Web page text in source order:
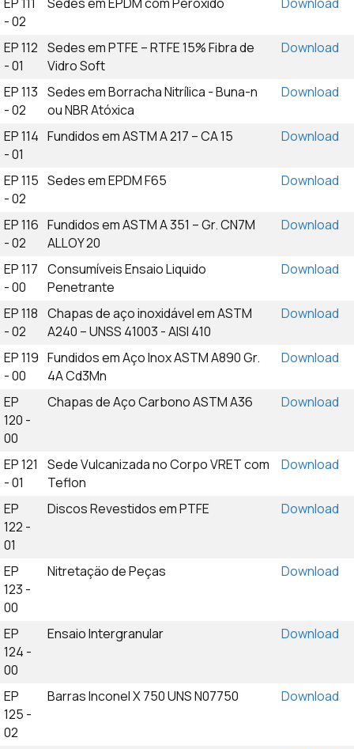
- 02
EP 112
- 01
Sedes em PTFE – RTFE 15% Fibra de
Vidro Soft
Download
EP 113
- 02
Sedes em Borracha Nitrílica - Buna-n
ou NBR Atóxica
Download
EP 114
- 01
Fundidos em ASTM A 217 – CA 15 Download
EP 115
- 02
Sedes em EPDM F65 Download
EP 116
- 02
Fundidos em ASTM A 351 – Gr. CN7M
ALLOY 20
Download
EP 117
- 00
Consumíveis Ensaio Liquido
Penetrante
Download
EP 118
- 02
Chapas de aço inoxidável em ASTM
A240 – UNSS 41003 - AISI 410
Download
EP 119
- 00
Fundidos em Aço Inox ASTM A890 Gr.
4A Cd3Mn
Download
EP
120 -
00
Chapas de Aço Carbono ASTM A36 Download
EP 121
- 01
Sede Vulcanizada no Corpo VRET com
Teflon
Download
EP
122 -
01
Discos Revestidos em PTFE Download
EP
123 -
00
Nitretaçäo de Peças Download
EP
124 -
00
Ensaio Intergranular Download
EP
125 -
02
Barras Inconel X 750 UNS N07750 Download